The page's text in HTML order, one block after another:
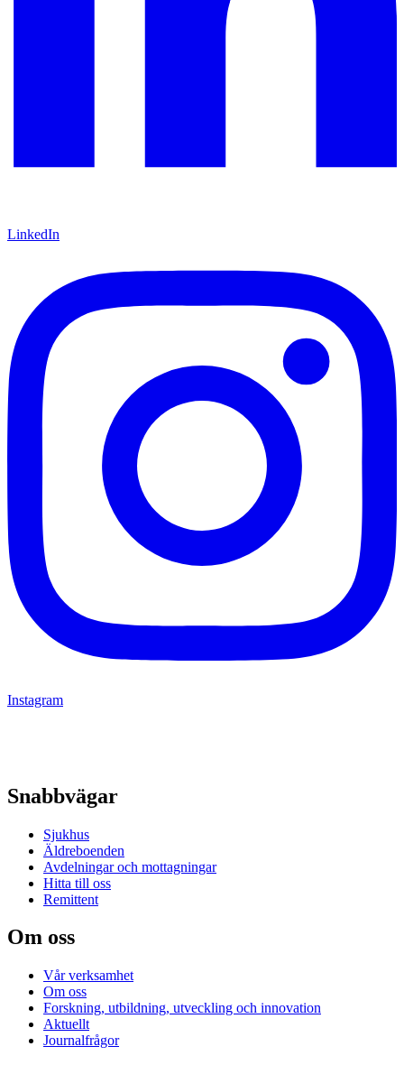
LinkedIn
Instagram
Snabbvägar
Sjukhus
Äldreboenden
Avdelningar och mottagningar
Hitta till oss
Remittent
Om oss
Vår verksamhet
Om oss
Forskning, utbildning, utveckling och innovation
Aktuellt
Journalfrågor